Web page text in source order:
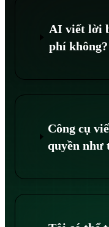
AI viết lời
phí không?
Công cụ
quyền như